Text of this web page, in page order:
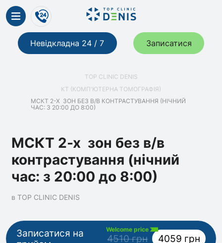
Невідкладна 24 / 7 Записатися
TOP CLINIC DENIS
КТ (КОМП'ЮТЕРНА ТОМОГРАФІЯ)
МСКТ 2-Х ЗОН БЕЗ В/В КОНТРАСТУВАННЯ (НІЧНИЙ
ЧАС: З 20:00 ДО 8:00)
МСКТ 2-х зон без в/в
контрастування (нічний
час: з 20:00 до 8:00)
в TOP CLINIC DENIS
Записатися на
Welcome price
4510 грн 4059 грн